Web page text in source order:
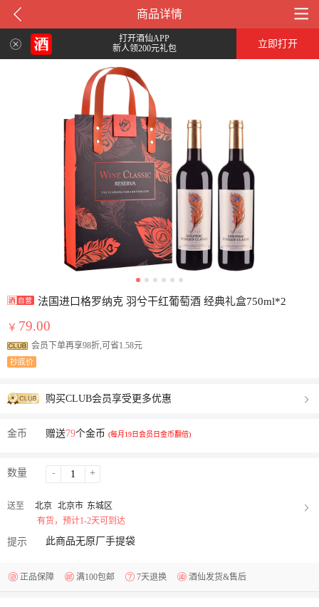
商品详情
打开酒仙APP
新人领200元礼包
立即打开
法国进口格罗纳克 羽兮干红葡萄酒 经典礼盒750ml*2
￥ 79.00
会员下单再享98折,可省1.58元
抄底价
购买CLUB会员享受更多优惠
金币 赠送79个金币 (每月19日会员日金币翻倍)
数量 - +
送至 北京 北京市 东城区
有货，预计1-2天可到达
提示 此商品无原厂手提袋
正品保障 满100包邮 7天退换 酒仙发货&售后